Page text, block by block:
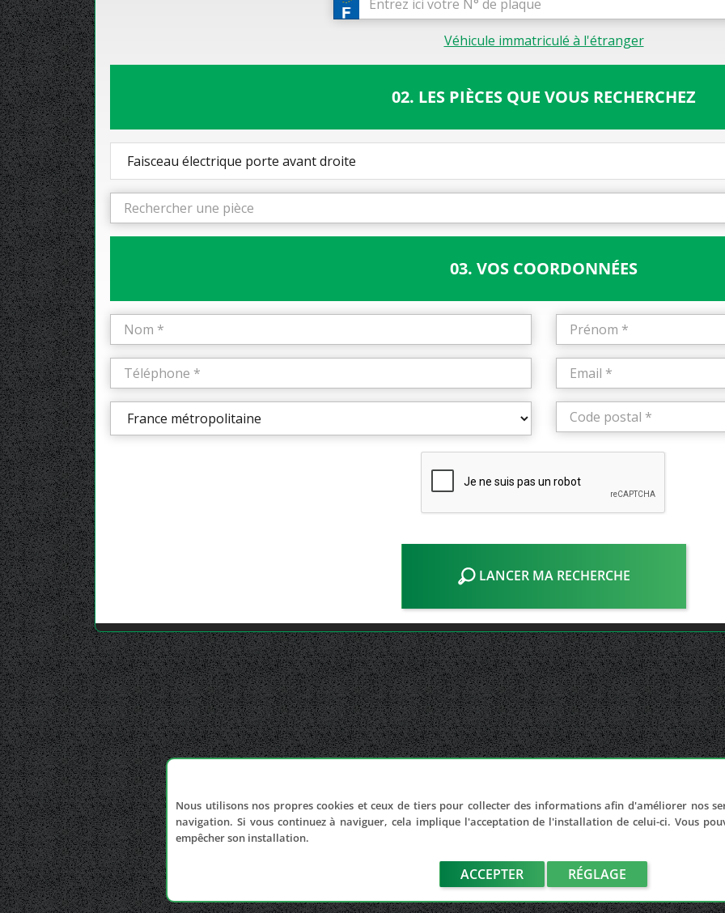
Véhicule immatriculé à l'étranger
02. LES PIÈCES QUE VOUS RECHERCHEZ
Faisceau électrique porte avant droite
03. VOS COORDONNÉES
LANCER MA RECHERCHE
Nous utilisons nos propres cookies et ceux de tiers pour collecter des informations afin d'améliorer nos
navigation. Si vous continuez à naviguer, cela implique l'acceptation de l'installation de celui-ci. Vous
empêcher son installation.
ACCEPTER RÉGLAGE